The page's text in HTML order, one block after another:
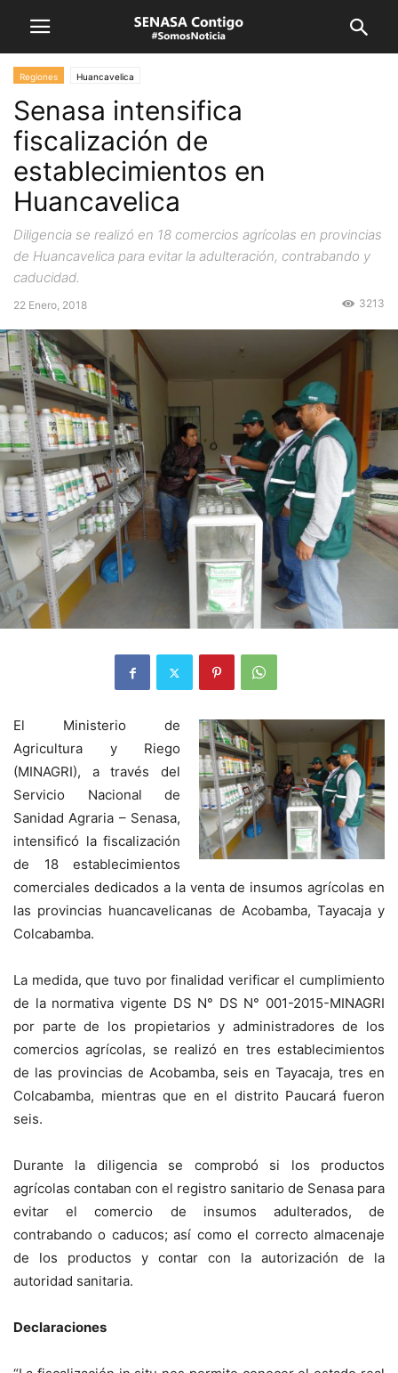
Regiones Huancavelica
Senasa intensifica
fiscalización de
establecimientos en
Huancavelica
Diligencia se realizó en 18 comercios agrícolas en provincias
de Huancavelica para evitar la adulteración, contrabando y
caducidad.
22 Enero, 2018 3213
El Ministerio de
Agricultura y Riego
(MINAGRI), a través del
Servicio Nacional de
Sanidad Agraria – Senasa,
intensificó la fiscalización
de 18 establecimientos
comerciales dedicados a la venta de insumos agrícolas en
las provincias huancavelicanas de Acobamba, Tayacaja y
Colcabamba.
La medida, que tuvo por finalidad verificar el cumplimiento
de la normativa vigente DS N° DS N° 001-2015-MINAGRI
por parte de los propietarios y administradores de los
comercios agrícolas, se realizó en tres establecimientos
de las provincias de Acobamba, seis en Tayacaja, tres en
Colcabamba, mientras que en el distrito Paucará fueron
seis.
Durante la diligencia se comprobó si los productos
agrícolas contaban con el registro sanitario de Senasa para
evitar el comercio de insumos adulterados, de
contrabando o caducos; así como el correcto almacenaje
de los productos y contar con la autorización de la
autoridad sanitaria.
Declaraciones